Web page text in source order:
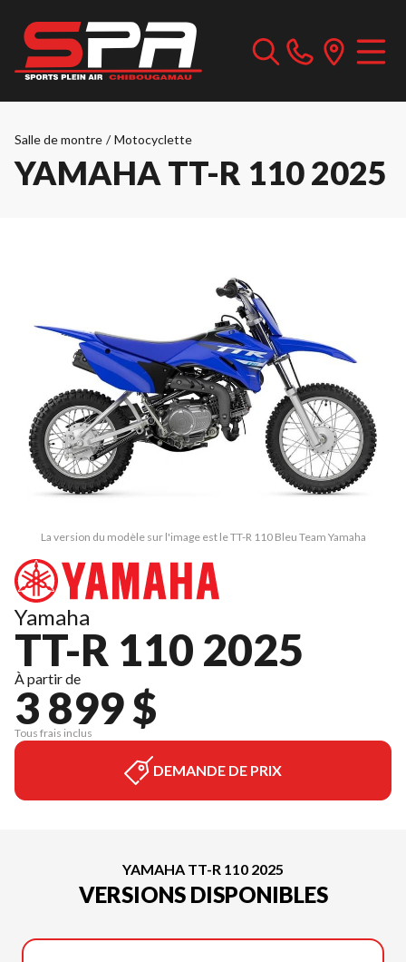
Salle de montre / Motocyclette
YAMAHA TT-R 110 2025
La version du modèle sur l'image est le TT-R 110 Bleu Team Yamaha
Yamaha
TT-R 110 2025
À partir de
3 899 $
Tous frais inclus
DEMANDE DE PRIX
YAMAHA TT-R 110 2025
VERSIONS DISPONIBLES